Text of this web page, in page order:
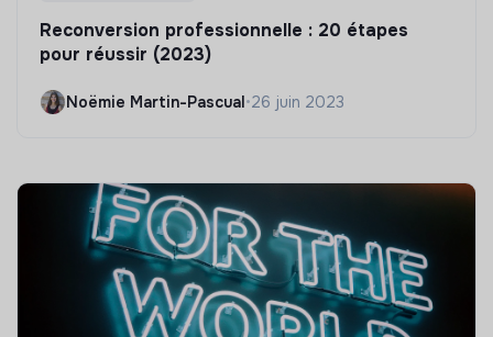
Reconversion professionnelle : 20 étapes
pour réussir (2023)
Noëmie Martin-Pascual•26 juin 2023